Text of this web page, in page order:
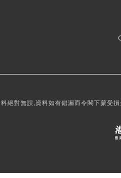
絕對無誤,資料如有錯漏而令閣下蒙受損